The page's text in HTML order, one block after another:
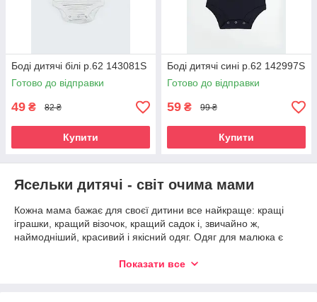
Боді дитячі білі р.62 143081S
Готово до відправки
49 ₴ 82 ₴
Купити
Боді дитячі сині р.62 142997S
Готово до відправки
59 ₴ 99 ₴
Купити
Ясельки дитячі - світ очима мами
Кожна мама бажає для своєї дитини все найкраще: кращі
іграшки, кращий візочок, кращий садок і, звичайно ж,
наймодніший, красивий і якісний одяг. Одяг для малюка є
Кожна дитина - це самий неоціненний скарб для мами та
Показати все